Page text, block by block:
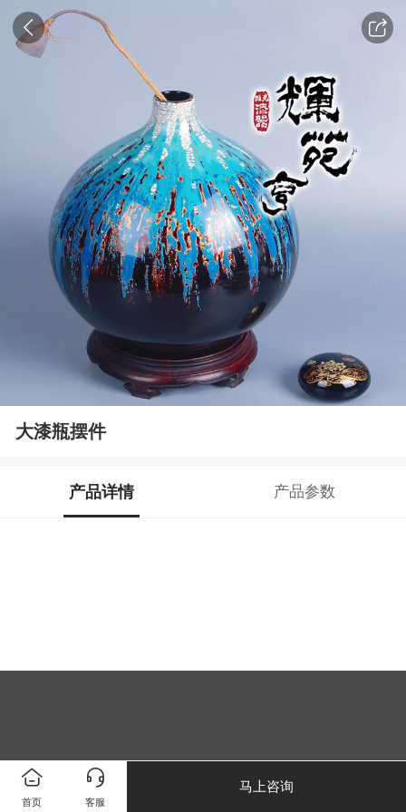
大漆瓶摆件
产品详情 产品参数
首页 客服
马上咨询